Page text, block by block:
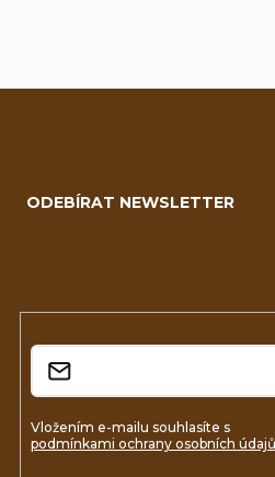
ODEBÍRAT NEWSLETTER
Vložením e-mailu souhlasíte s
podmínkami ochrany osobních údajů